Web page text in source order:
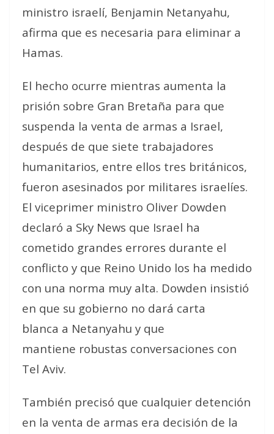
ministro israelí, Benjamin Netanyahu,
afirma que es necesaria para eliminar a
Hamas.
El hecho ocurre mientras aumenta la
prisión sobre Gran Bretaña para que
suspenda la venta de armas a Israel,
después de que siete trabajadores
humanitarios, entre ellos tres británicos,
fueron asesinados por militares israelíes.
El viceprimer ministro Oliver Dowden
declaró a Sky News que Israel ha
cometido grandes errores durante el
conflicto y que Reino Unido los ha medido
con una norma muy alta. Dowden insistió
en que su gobierno no dará carta
blanca a Netanyahu y que
mantiene robustas conversaciones con
Tel Aviv.
También precisó que cualquier detención
en la venta de armas era decisión de la